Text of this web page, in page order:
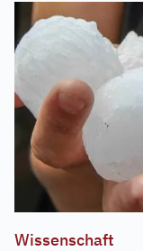
Wissenschaft